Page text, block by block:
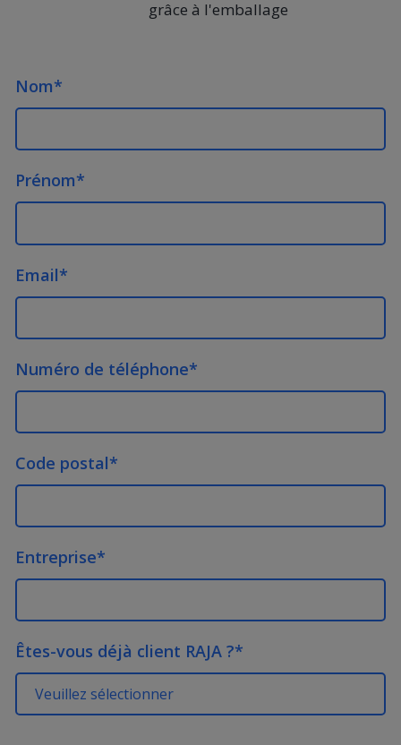
grâce à l'emballage
Nom*
Prénom*
Email*
Numéro de téléphone*
Code postal*
Entreprise*
Êtes-vous déjà client RAJA ?*